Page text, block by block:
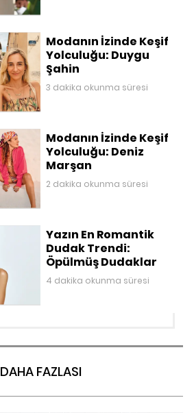
Modanın İzinde Keşif
Yolculuğu: Duygu
Şahin
3 dakika okunma süresi
Modanın İzinde Keşif
Yolculuğu: Deniz
Marşan
2 dakika okunma süresi
Yazın En Romantik
Dudak Trendi:
Öpülmüş Dudaklar
4 dakika okunma süresi
DAHA FAZLASI